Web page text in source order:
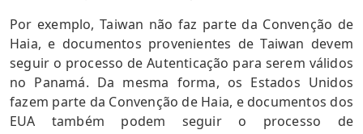
Por exemplo, Taiwan não faz parte da Convenção de
Haia, e documentos provenientes de Taiwan devem
seguir o processo de Autenticação para serem válidos
no Panamá. Da mesma forma, os Estados Unidos
fazem parte da Convenção de Haia, e documentos dos
EUA também podem seguir o processo de